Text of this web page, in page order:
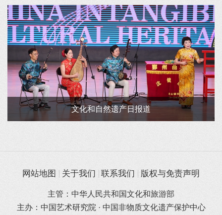
文化和自然遗产日报道
网站地图 关于我们 联系我们 版权与免责声明
主管：中华人民共和国文化和旅游部
主办：中国艺术研究院 · 中国非物质文化遗产保护中心